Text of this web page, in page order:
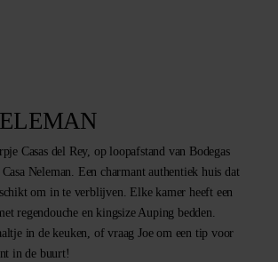
Casas del Rey, op loopafstand van Bodegas
Neleman. Een charmant authentiek huis dat
om in te verblijven. Elke kamer heeft een
regendouche en kingsize Auping bedden.
in de keuken, of vraag Joe om een tip voor
in de buurt!